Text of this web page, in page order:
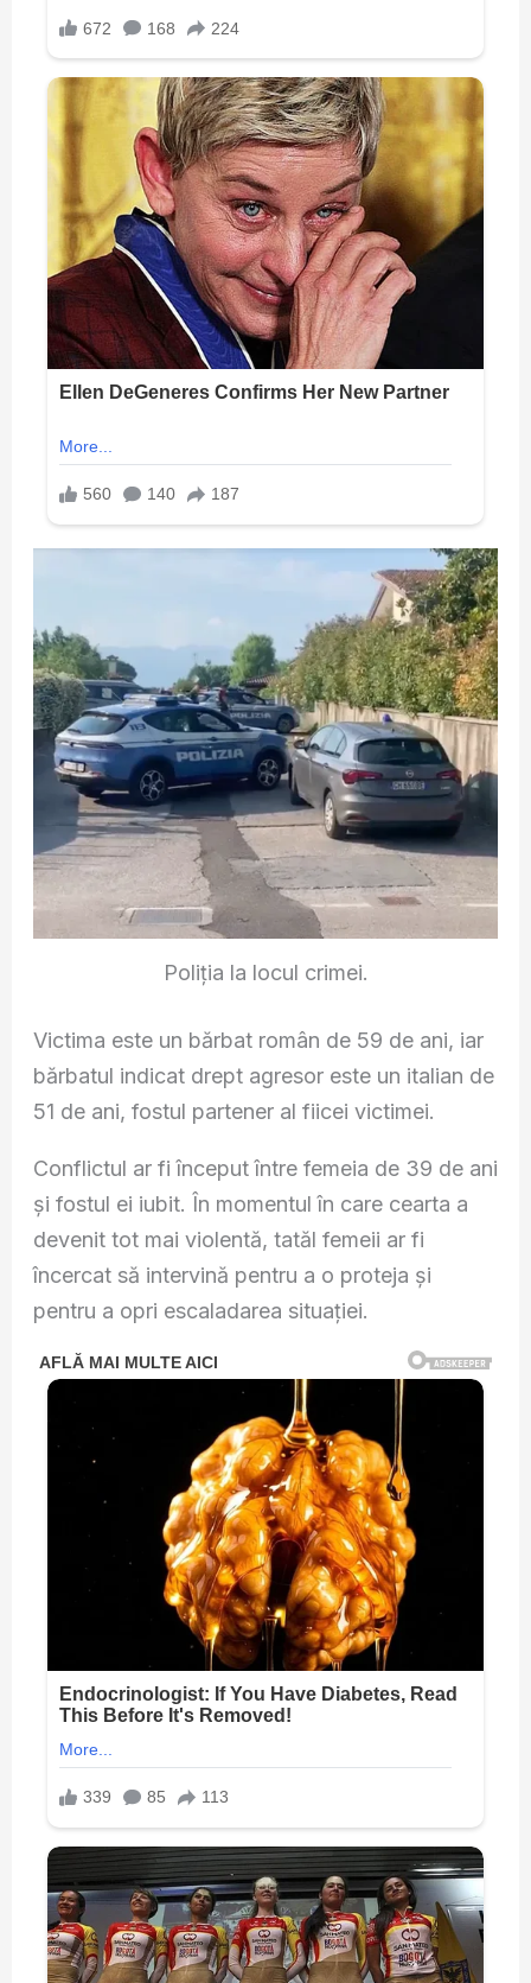
Poliția la locul crimei.
Victima este un bărbat român de 59 de ani, iar
bărbatul indicat drept agresor este un italian de
51 de ani, fostul partener al fiicei victimei.
Conflictul ar fi început între femeia de 39 de ani
și fostul ei iubit. În momentul în care cearta a
devenit tot mai violentă, tatăl femeii ar fi
încercat să intervină pentru a o proteja și
pentru a opri escaladarea situației.